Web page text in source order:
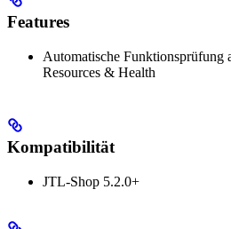
Features
Automatische
Resources & Health
Kompatibilität
JTL-Shop 5.2.0+